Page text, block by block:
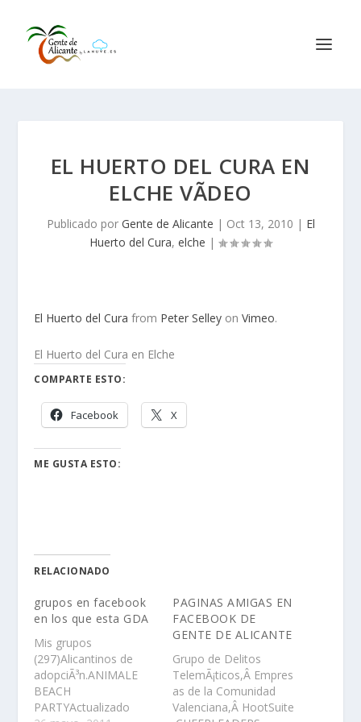
EL HUERTO DEL CURA EN
ELCHE VÃ­DEO
Publicado por Gente de Alicante | Oct 13, 2010 | El
Huerto del Cura, elche |
El Huerto del Cura from Peter Selley onVimeo.
El Huerto del Cura en Elche
COMPARTE ESTO:
Facebook X
ME GUSTA ESTO:
RELACIONADO
grupos en facebook
en los que esta GDA
Mis grupos
(297)Alicantinos de
adopciÃ³n.ANIMALE
BEACH
PARTYActualizado
PAGINAS AMIGAS EN
FACEBOOK DE
GENTE DE ALICANTE
Grupo de Delitos
TelemÃ¡ticos,Â Empres
as de la Comunidad
Valenciana,Â HootSuite